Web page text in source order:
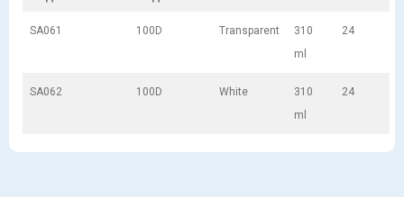
SA061 100D Transparent
310
ml
24
SA062 100D White
310
ml
24